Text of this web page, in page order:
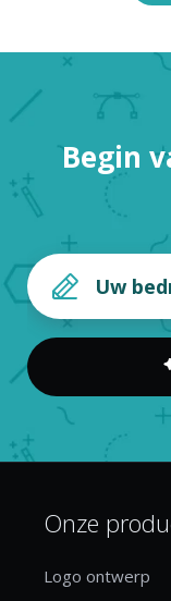
Begin
Onze
Logo ontwerp